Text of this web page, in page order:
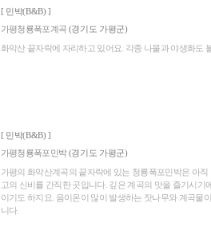
[ 민박(B&B) ]
가평청룡폭포계곡 (경기도 가평군)
화악산 끝자락에 자리하고 있어요. 각종 나물과 야생화도
[ 민박(B&B) ]
가평청룡폭포민박(경기도 가평군)
가평의 화악산계곡의 끝자락에 있는 청룡폭포민박은 아
고의 신비를 간직한 곳입니다. 깊은 계곡의 맛을 즐기시
이기도 하지요. 음이온이 많이 발생하는 잣나무와 계곡물
니다.